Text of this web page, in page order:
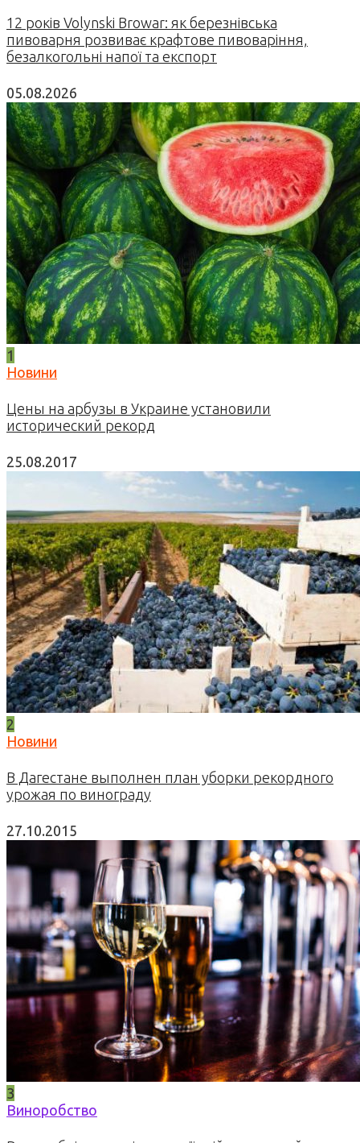
12 років Volynski Browar: як березнівська
пивоварня розвиває крафтове пивоваріння,
безалкогольні напої та експорт
05.08.2026
1
Новини
Цены на арбузы в Украине установили
исторический рекорд
25.08.2017
2
Новини
В Дагестане выполнен план уборки рекордного
урожая по винограду
27.10.2015
3
Виноробство